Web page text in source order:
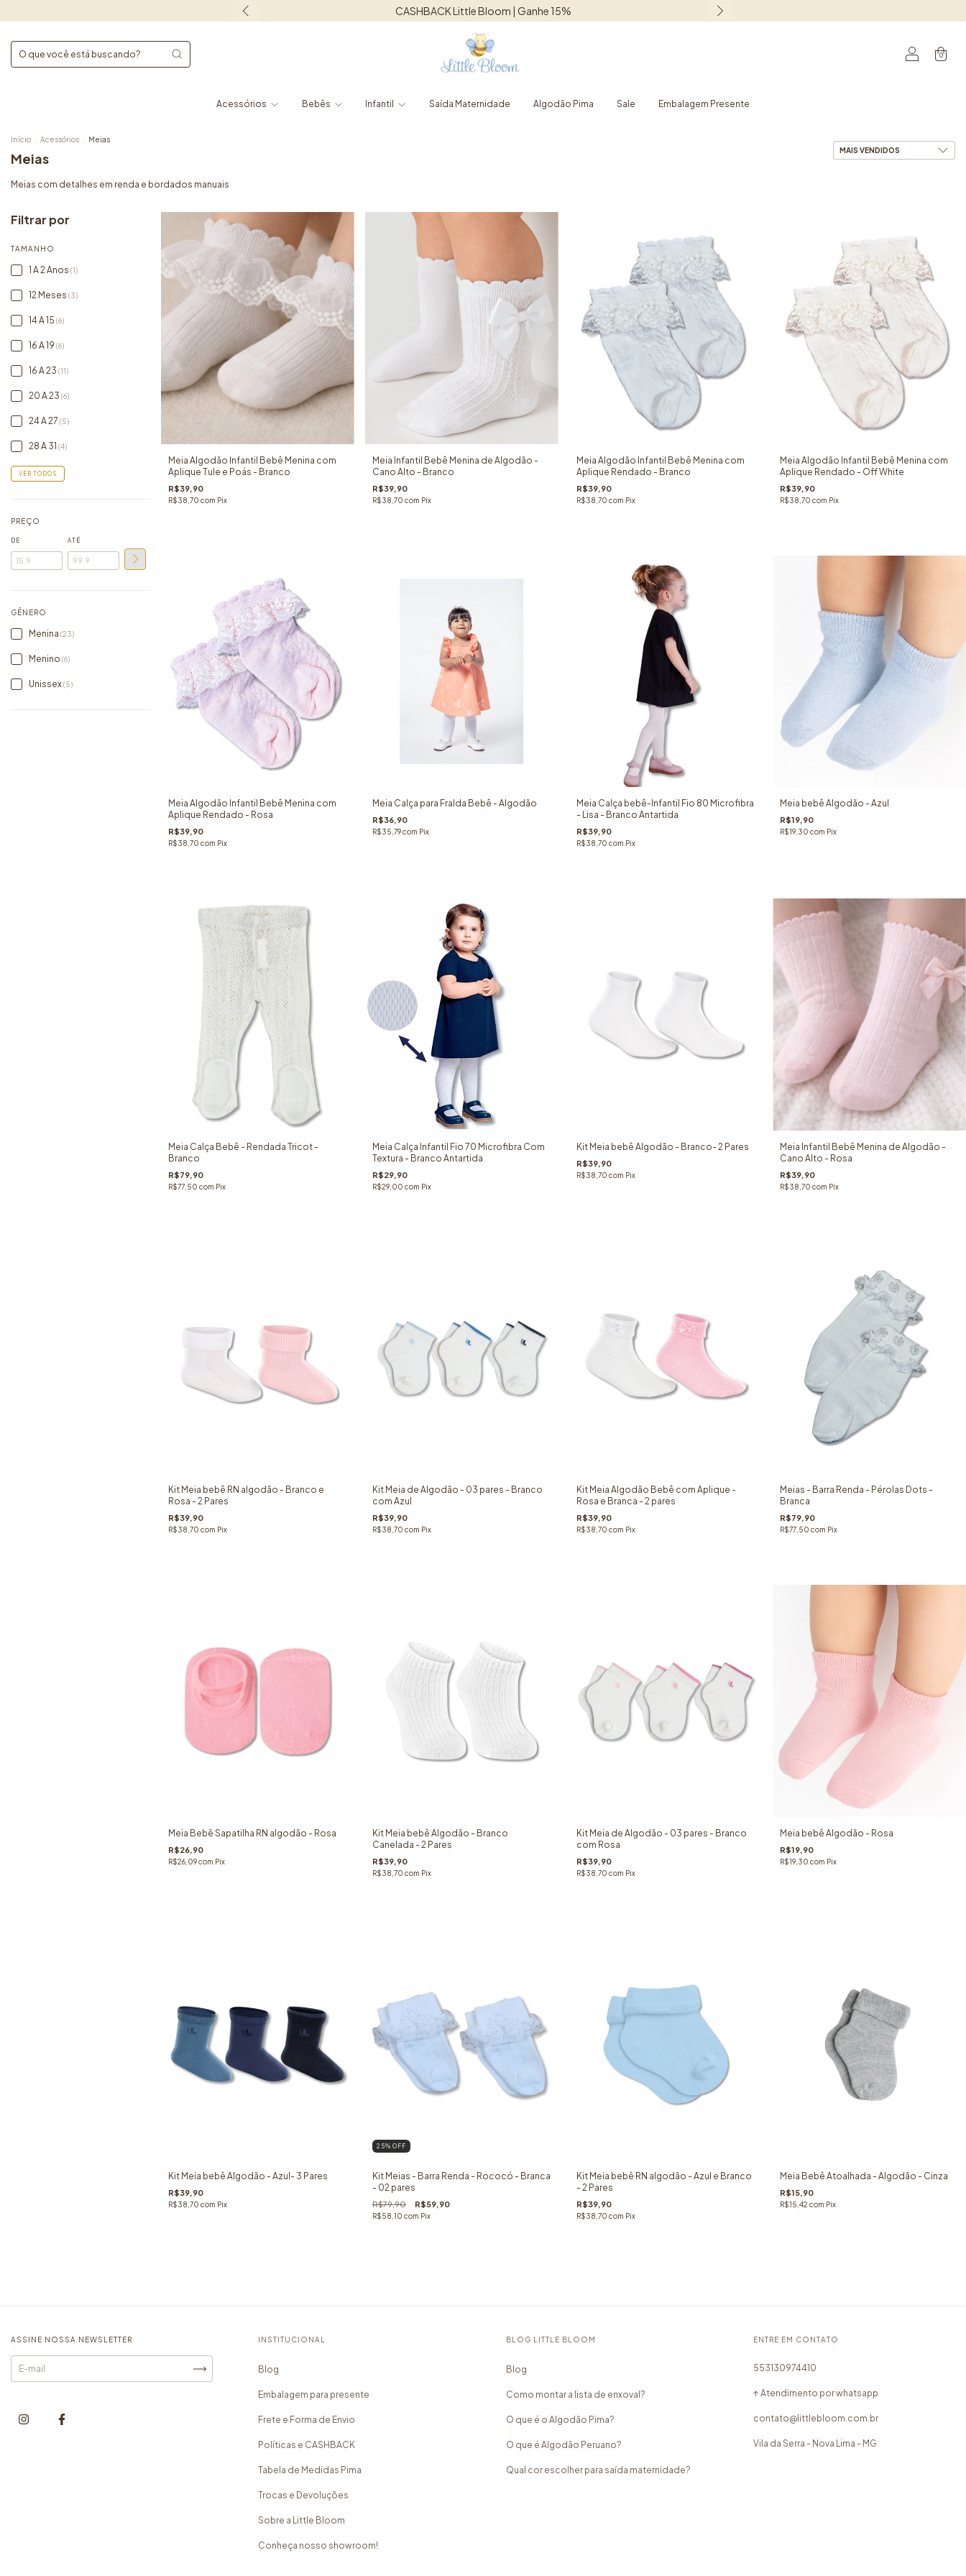
Frete grátis para o Sudeste acima de R$1250,00
0
Acessórios Bebês Infantil Saída Maternidade Algodão Pima Sale Embalagem Presente
Início Acessórios Meias
Meias
Meias com detalhes em renda e bordados manuais
Filtrar por
TAMANHO
1 A 2 Anos (1)
12 Meses (3)
14 A 15 (6)
16 A 19 (6)
16 A 23 (11)
20 A 23 (6)
24 A 27 (5)
28 A 31 (4)
VER TODOS
PREÇO
DE ATÉ
GÊNERO
Menina (23)
Menino (6)
Unissex(5)
Meia Algodão Infantil Bebê Menina com
Aplique Tule e Poás - Branco
R$39,90
R$38,70 com Pix
Meia Infantil Bebê Menina de Algodão -
Cano Alto - Branco
R$39,90
R$38,70 com Pix
Meia Algodão Infantil Bebê Menina com
Aplique Rendado - Branco
R$39,90
R$38,70 com Pix
Meia Algodão Infantil Bebê Menina com
Aplique Rendado - Off White
R$39,90
R$38,70com Pix
Meia Algodão Infantil Bebê Menina com
Aplique Rendado - Rosa
R$39,90
R$38,70 com Pix
Meia Calça para Fralda Bebê - Algodão
R$36,90
R$35,79com Pix
Meia Calça bebê-Infantil Fio 80 Microfibra
- Lisa - Branco Antartida
R$39,90
R$38,70 com Pix
Meia bebê Algodão - Azul
R$19,90
R$19,30com Pix
Meia Calça Bebê - Rendada Tricot -
Branco
R$79,90
R$77,50 com Pix
Meia Calça Infantil Fio 70 Microfibra Com
Textura - Branco Antartida
R$29,90
R$29,00 com Pix
Kit Meia bebê Algodão - Branco- 2 Pares
R$39,90
R$38,70 com Pix
Meia Infantil Bebê Menina de Algodão -
Cano Alto - Rosa
R$39,90
R$38,70com Pix
Kit Meia bebê RN algodão - Branco e
Rosa - 2 Pares
R$39,90
R$38,70 com Pix
Kit Meia de Algodão - 03 pares - Branco
com Azul
R$39,90
R$38,70 com Pix
Kit Meia Algodão Bebê com Aplique -
Rosa e Branca - 2 pares
R$39,90
R$38,70 com Pix
Meias - Barra Renda - Pérolas Dots -
Branca
R$79,90
R$77,50com Pix
Meia Bebê Sapatilha RN algodão - Rosa
R$26,90
R$26,09com Pix
Kit Meia bebê Algodão - Branco
Canelada - 2 Pares
R$39,90
R$38,70 com Pix
Kit Meia de Algodão - 03 pares - Branco
com Rosa
R$39,90
R$38,70 com Pix
Meia bebê Algodão - Rosa
R$19,90
R$19,30com Pix
Kit Meia bebê Algodão - Azul- 3 Pares
R$39,90
R$38,70 com Pix
25% OFF
Kit Meias - Barra Renda - Rococó - Branca
- 02 pares
R$79,90 R$59,90
R$58,10 com Pix
Kit Meia bebê RN algodão - Azul e Branco
- 2 Pares
R$39,90
R$38,70 com Pix
Meia Bebê Atoalhada - Algodão - Cinza
R$15,90
R$15,42com Pix
ASSINE NOSSA NEWSLETTER INSTITUCIONAL
Blog
Embalagem para presente
Frete e Forma de Envio
Políticas e CASHBACK
Tabela de Medidas Pima
Trocas e Devoluções
Sobre a Little Bloom
Conheça nosso showroom!
BLOG LITTLE BLOOM
Blog
Como montar a lista de enxoval?
O que é o Algodão Pima?
O que é Algodão Peruano?
Qual cor escolher para saída maternidade?
ENTRE EM CONTATO
553130974410
↑ Atendimento por whatsapp
contato@littlebloom.com.br
Vila da Serra - Nova Lima - MG